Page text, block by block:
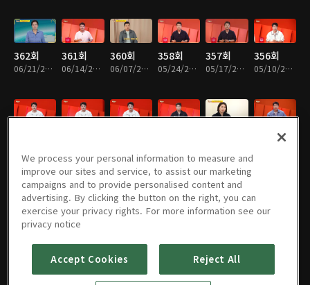
362회
06/21/2026 • 1시간 15분
361회
06/14/2026 • 1시간 19분
360회
06/07/2026 • 1시간 19분
358회
05/24/2026 • 1시간 18분
357회
05/17/2026 • 1시간 14분
356회
05/10/2026 • 1시간 19분
350회
349회
03/22/2026 • 1시간 15분
348회 347회 346회 345회 344회
We process your personal information to measure and
improve our sites and service, to assist our marketing
campaigns and to provide personalised content and
advertising. By clicking the button on the right, you can
exercise your privacy rights. For more information see our
privacy notice
Accept Cookies Reject All